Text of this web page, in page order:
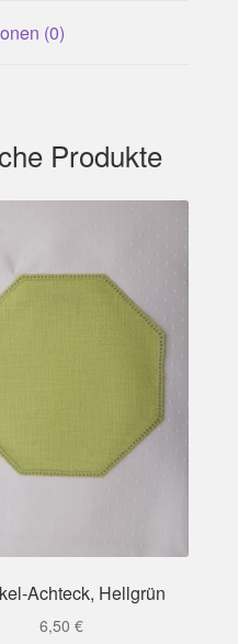
(0)
Produkte
Achteck, Hellgrün
6,50€